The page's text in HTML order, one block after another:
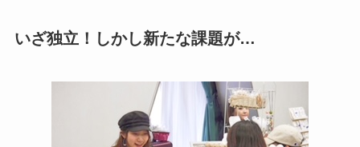
いざ独立！しかし新たな課題が…